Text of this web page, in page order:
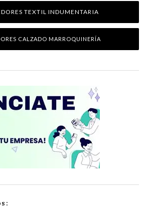
TEXTIL INDUMENTARIA
CALZADO MARROQUINERÍA